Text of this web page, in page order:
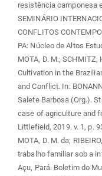
resistência camponesa
SEMINÁRIO
CONFLITOS
PA: Núcleo de Altos
MOTA, D. M.; SCHMITZ,
Cultivation in the
and Conflict. In:
Salete Barbosa (Org.).
case of agriculture and
Littlefield, 2019. v. 1, p.
MOTA, D. M. da;
trabalho familiar sob a
Açu, Pará. Boletim do